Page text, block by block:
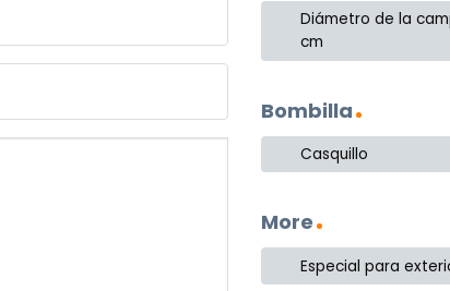
Diámetro de la
cm
Bombilla
Casquillo
More
Especial para